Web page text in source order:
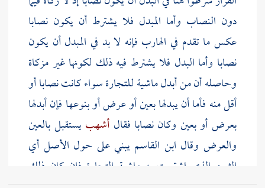
دون النصاب وأما المبدل فلا يشترط أن يكون نصابا
عكس ما تقدم في الهارب فإنه لا بد في المبدل أن يكون
نصابا وأما البدل فلا يشترط فيه ذلك لكونها غير مزكاة
وحاصله أن من أبدل ماشية للتجارة سواء كانت نصابا أو
أقل منه فأما أن يبدلها بعين أو عرض أو بنوعها فإن أبدلها
بعرض أو بعين وكان نصابا فقال أشهبيستقبل بالعين
والعرض وقال ابن القاسم يبني على حول الأصل أي
الثمن الذي اشتريت به ماشية التجارة فإن كان ذلك